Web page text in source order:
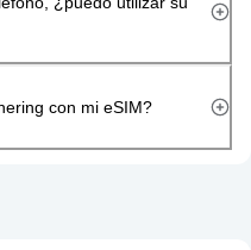
con mi eSIM?